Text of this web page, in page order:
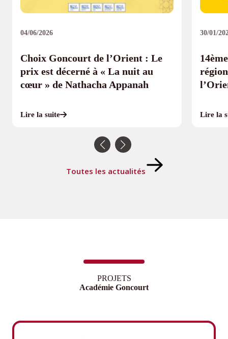
04/06/2026
Choix Goncourt de l’Orient : Le
prix est décerné à « La nuit au
cœur » de Nathacha Appanah
Lire la suite
30/01/
Lire la
Toutes les actualités
PROJETS
Académie Goncourt